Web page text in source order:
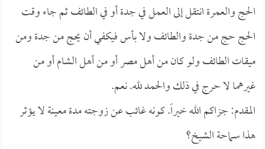
الحج والعمرة انتقل إلى العمل في جدة أو في الطائف ثم جاء وقت
الحج حج من جدة والطائف ولا بأس فيكفي أن يحج من جدة ومن
ميقات الطائف ولو كان من أهل مصر أو من أهل الشام أو من
غيرهما لا حرج في ذلك والحمد لله. نعم.
المقدم: جزاكم الله خيراً. كونه غائب عن زوجته مدة معينة لا يؤثر
هذا سماحة الشيخ؟